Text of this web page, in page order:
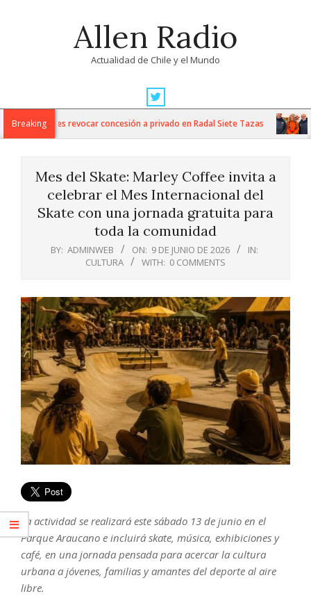
Allen Radio
Actualidad de Chile y el Mundo
Navigation
MenuBreaking
Nacionales revocar concesión a privado en Radal Siete Tazas
Mes del Skate: Marley Coffee invita a
celebrar el Mes Internacional del
Skate con una jornada gratuita para
toda la comunidad
BY: ADMINWEB ON: 9 DE JUNIO DE 2026
IN:
CULTURA
WITH: 0 COMMENTS
La actividad se realizará este sábado 13 de junio en el
Parque Araucano e incluirá skate, música, exhibiciones y
café, en una jornada pensada para acercar la cultura
urbana a jóvenes, familias y amantes del deporte al aire
libre.